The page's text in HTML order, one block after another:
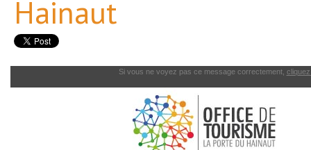
Hainaut
Si vous ne voyez pas ce message correctement,